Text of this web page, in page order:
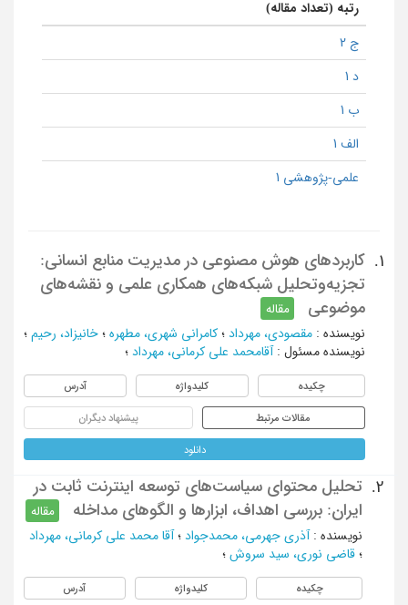
رتبه (تعداد مقاله)
ج 2
د 1
ب 1
الف 1
علمی-پژوهشی 1
1.
کاربردهای هوش مصنوعی در مدیریت منابع انسانی:
تجزیه‌وتحلیل شبکه‌های همکاری علمی و نقشه‌های
موضوعی
مقاله
نویسنده : مقصودی، مهرداد ؛ کامرانی شهری، مطهره ؛ خانیزاد، رحیم ؛
نویسنده مسئول : آقامحمد علی کرمانی، مهرداد ؛
چکیده کلیدواژه آدرس
مقالات مرتبط پیشنهاد دیگران
دانلود
2.
تحلیل محتوای سیاست‌های توسعه اینترنت ثابت در
ایران: بررسی اهداف، ابزارها و الگوهای مداخله
مقاله
نویسنده : آذری جهرمی، محمدجواد ؛ آقا محمد علی کرمانی، مهرداد
؛ قاضی نوری، سید سروش ؛
چکیده کلیدواژه آدرس